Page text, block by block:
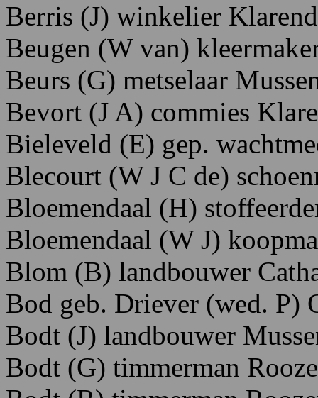
Berris (J) winkelier K
Beugen (W van)
Beurs (G) metselaar M
Bevort (J A) commies K
Bieleveld (E) gep.
Blecourt (W J C de)
Bloemendaal (H)
Bloemendaal (W J)
Blom (B) landbouwer C
Bod geb. Driever (wed. P)
Bodt (J) landbouwer M
Bodt (G) timmerman